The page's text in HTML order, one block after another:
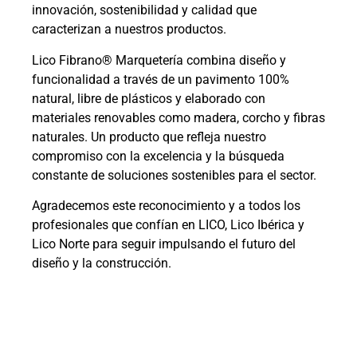
innovación, sostenibilidad y calidad que
caracterizan a nuestros productos.
Lico Fibrano® Marquetería combina diseño y
funcionalidad a través de un pavimento 100%
natural, libre de plásticos y elaborado con
materiales renovables como madera, corcho y fibras
naturales. Un producto que refleja nuestro
compromiso con la excelencia y la búsqueda
constante de soluciones sostenibles para el sector.
Agradecemos este reconocimiento y a todos los
profesionales que confían en LICO, Lico Ibérica y
Lico Norte para seguir impulsando el futuro del
diseño y la construcción.